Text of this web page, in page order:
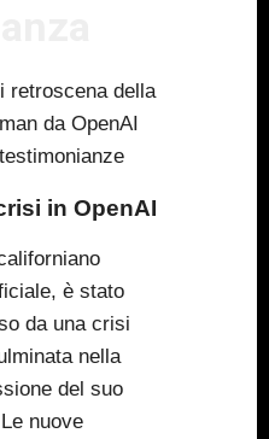
retroscena della
da OpenAI
in OpenAI
è stato
da una crisi
nella
del suo
nuove